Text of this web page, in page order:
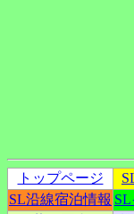
トップページ
SL沿線宿泊情報